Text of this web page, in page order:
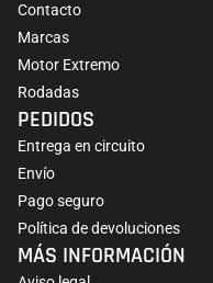
Contacto
Marcas
Motor Extremo
Rodadas
PEDIDOS
Entrega en circuito
Envío
Pago seguro
Política de devoluciones
MÁS INFORMACIÓN